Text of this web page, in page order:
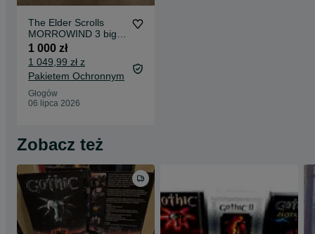
The Elder Scrolls
MORROWIND 3 big
box kolekcjonerski
1 000 zł
1 049,99 zł z
Pakietem Ochronnym
Głogów
06 lipca 2026
Zobacz też